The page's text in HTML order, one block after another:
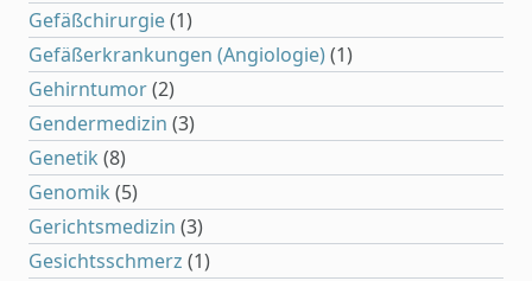
Gefäßchirurgie(1)
Gefäßerkrankungen (Angiologie)(1)
Gehirntumor(2)
Gendermedizin (3)
Genetik (8)
Genomik (5)
Gerichtsmedizin (3)
Gesichtsschmerz (1)